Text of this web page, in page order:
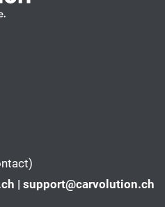
| support@carvolution.ch